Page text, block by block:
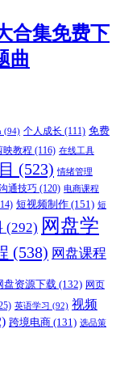
合集免费下
曲
(94) 个人成长 (111) 免费
映教程 (116) 在线工具
(523) 情绪管理
通技巧 (120) 电商课程
短视频制作 (151) 短
(292) 网盘学
(538) 网盘课程
盘资源下载 (132) 网页
英语学习 (92) 视频
跨境电商 (131) 选品策